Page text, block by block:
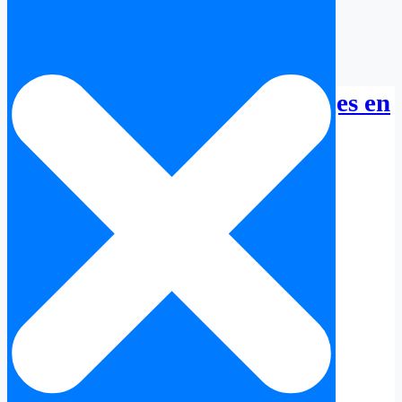
Expertise Francophone Sitges en